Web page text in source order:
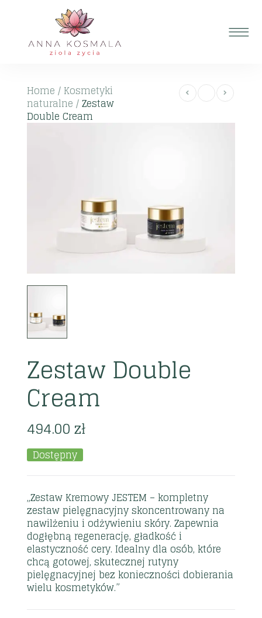
Home / Kosmetyki
naturalne /Zestaw
Double Cream
Zestaw Double
Cream
494.00zł
Dostępny
„Zestaw Kremowy JESTEM – kompletny
zestaw pielęgnacyjny skoncentrowany na
nawilżeniu i odżywieniu skóry. Zapewnia
dogłębną regenerację, gładkość i
elastyczność cery. Idealny dla osób, które
chcą gotowej, skutecznej rutyny
pielęgnacyjnej bez konieczności dobierania
wielu kosmetyków.”